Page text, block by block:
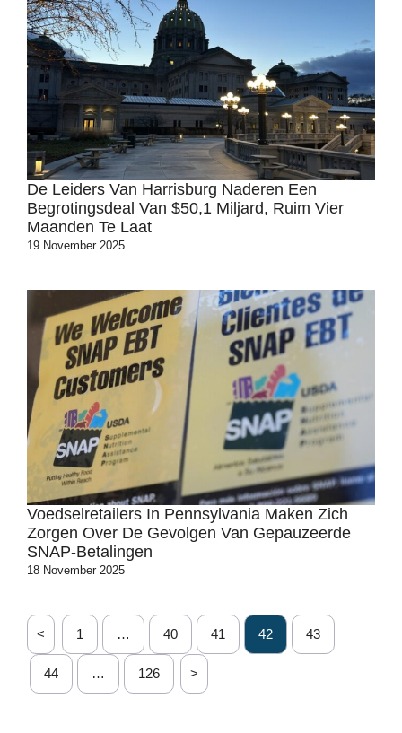
De Leiders Van Harrisburg Naderen Een
Begrotingsdeal Van $50,1 Miljard, Ruim Vier
Maanden Te Laat
19 November 2025
Voedselretailers In Pennsylvania Maken Zich
Zorgen Over De Gevolgen Van Gepauzeerde
SNAP-Betalingen
18 November 2025
< 1 … 40 41 42 43
44 … 126 >